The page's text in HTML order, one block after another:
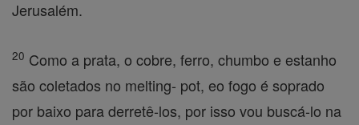
Jerusalém.
20 Como a prata, o cobre, ferro, chumbo e estanho
são coletados no melting- pot, eo fogo é soprado
por baixo para derretê-los, por isso vou buscá-lo na